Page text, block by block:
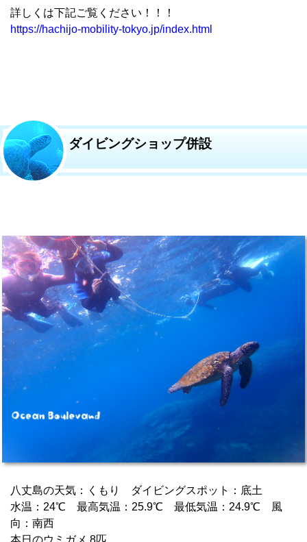
詳しくは下記ご覧ください！！！
https://hachijo-mobility-tokyo.jp/index.html
ダイビングショップ併設
八丈島の天気：くもり ダイビングスポット：底土
水温：24℃ 最高気温：25.9℃ 最低気温：24.9℃ 風
向：南西
本日のウミガメ 8匹